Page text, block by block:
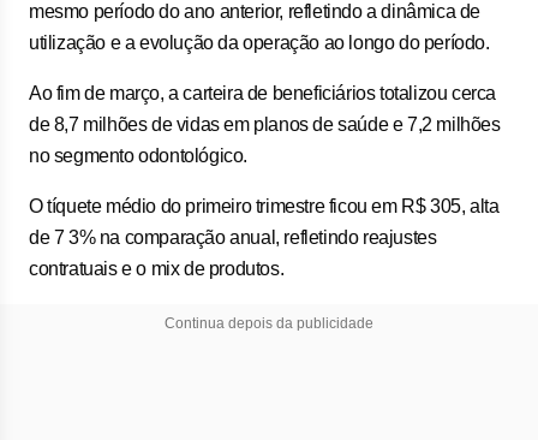
mesmo período do ano anterior, refletindo a dinâmica de
utilização e a evolução da operação ao longo do período.
Ao fim de março, a carteira de beneficiários totalizou cerca
de 8,7 milhões de vidas em planos de saúde e 7,2 milhões
no segmento odontológico.
O tíquete médio do primeiro trimestre ficou em R$ 305, alta
de 7 3% na comparação anual, refletindo reajustes
contratuais e o mix de produtos.
Continua depois da publicidade